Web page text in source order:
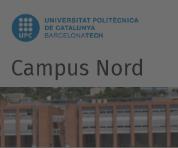
Campus Nord